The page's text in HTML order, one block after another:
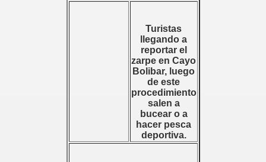
Turistas
llegando a
reportar el
zarpe en Cayo
Bolibar, luego
de este
procedimiento
salen a
bucear o a
hacer pesca
deportiva.
PRESTADOS POR NATIVOS ISLEÑOS